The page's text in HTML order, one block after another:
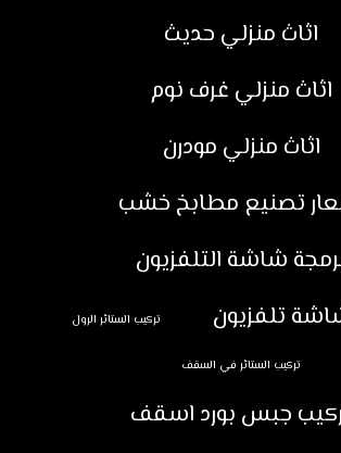
اثاث منزلي حديث
اثاث منزلي غرف نوم
اثاث منزلي مودرن
تصنيع مطابخ خشب
شاشة التلفزيون
تلفزيون
تركيب الستائر الرول
تركيب الستائر في السقف
جبس بورد اسقف